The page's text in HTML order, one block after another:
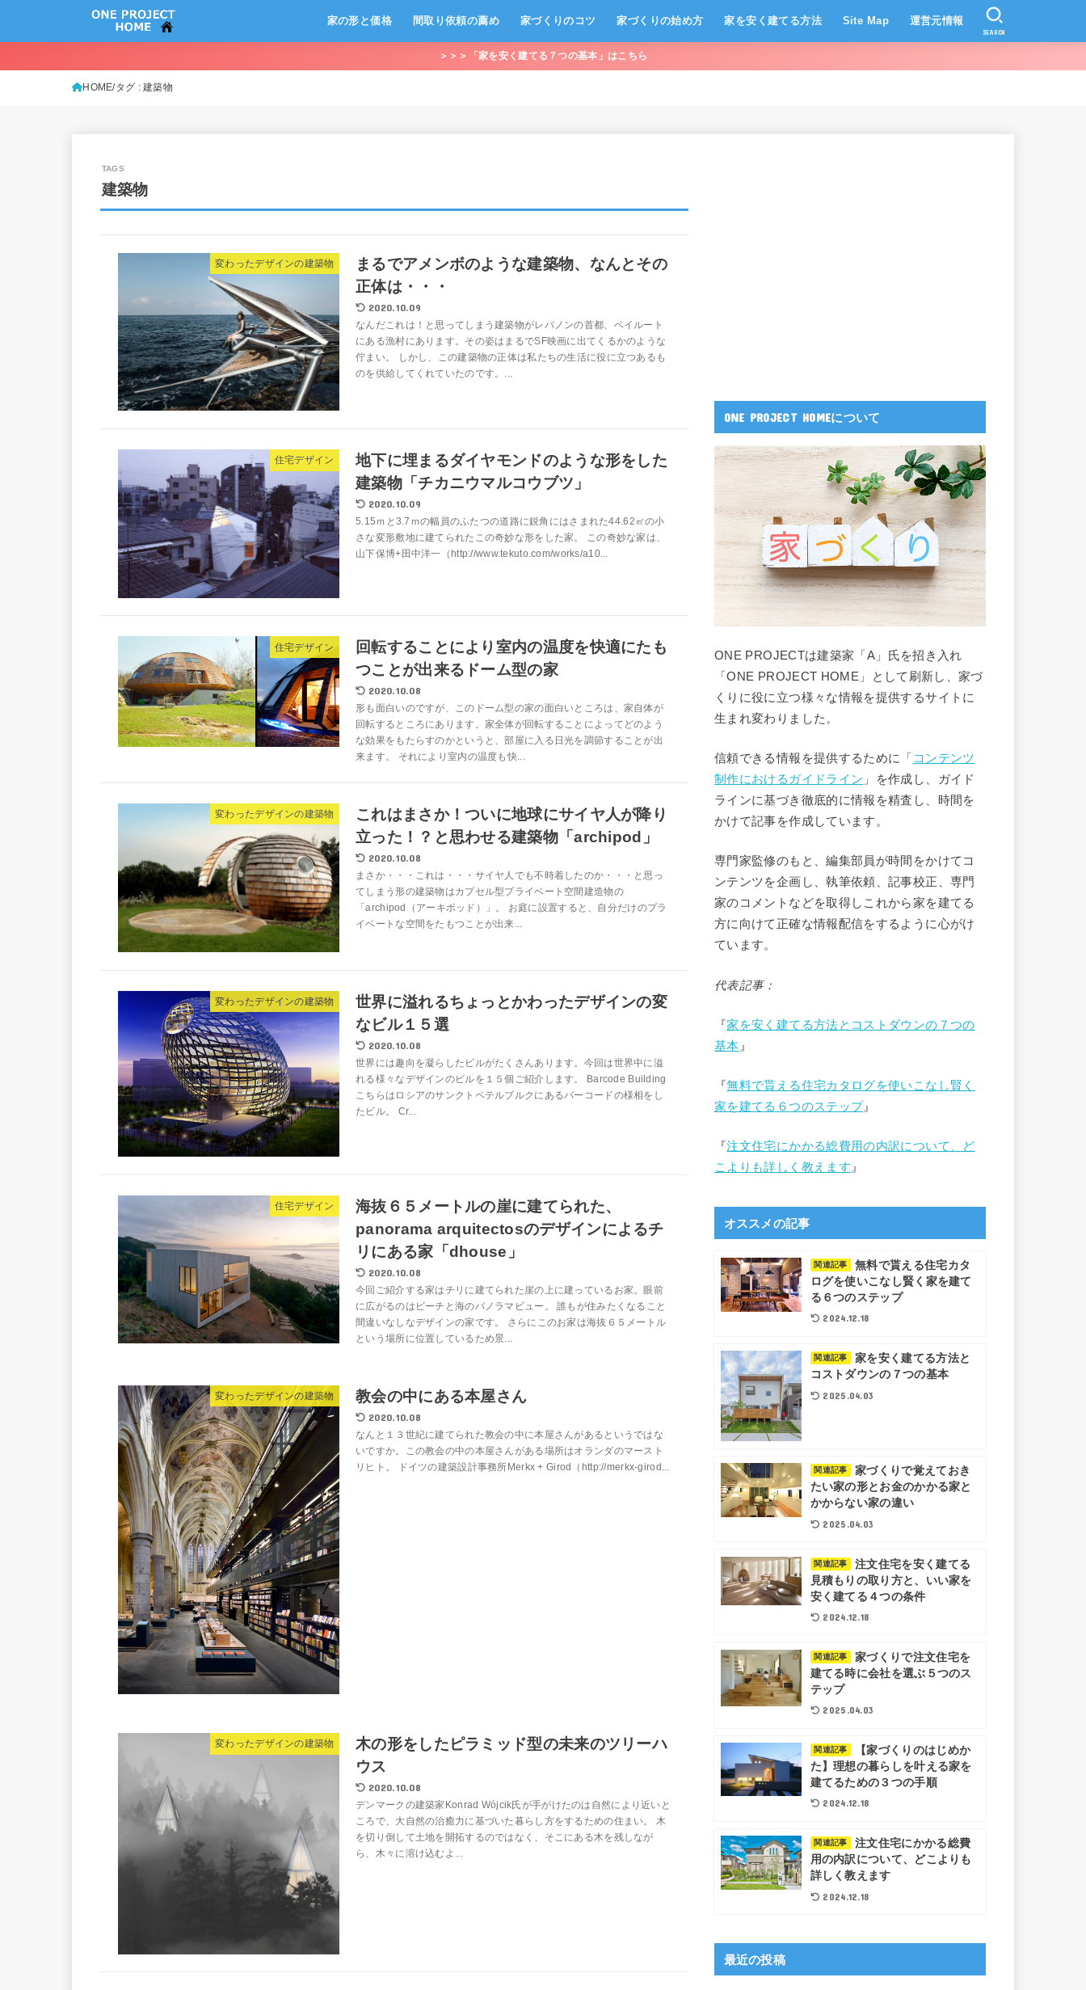
家の形と価格 間取り依頼の薦め 家づくりのコツ 家づくりの始め方 家を安く建てる方法 Site Map 運営元情報
SEARCH
＞＞＞「家を安く建てる７つの基本」はこちら
HOME タグ : 建築物
建築物
変わったデザインの建築物
まるでアメンボのような建築物、なんとその
正体は・・・
2020.10.09
なんだこれは！と思ってしまう建築物がレバノンの首都、ベイルート
にある漁村にあります。その姿はまるでSF映画に出てくるかのような
佇まい。 しかし、この建築物の正体は私たちの生活に役に立つあるも
のを供給してくれていたのです。...
住宅デザイン
地下に埋まるダイヤモンドのような形をした
建築物「チカニウマルコウブツ」
2020.10.09
5.15ｍと3.7ｍの幅員のふたつの道路に鋭角にはさまれた44.62㎡の小
さな変形敷地に建てられたこの奇妙な形をした家。 この奇妙な家は、
山下保博+田中洋一（http://www.tekuto.com/works/a10...
住宅デザイン
回転することにより室内の温度を快適にたも
つことが出来るドーム型の家
2020.10.08
形も面白いのですが、このドーム型の家の面白いところは、家自体が
回転するところにあります。家全体が回転することによってどのよう
な効果をもたらすのかというと、部屋に入る日光を調節することが出
来ます。 それにより室内の温度も快...
変わったデザインの建築物
これはまさか！ついに地球にサイヤ人が降り
立った！？と思わせる建築物「archipod」
2020.10.08
まさか・・・これは・・・サイヤ人でも不時着したのか・・・と思っ
てしまう形の建築物はカプセル型プライベート空間建造物の
「archipod（アーキポッド）」。 お庭に設置すると、自分だけのプラ
イベートな空間をたもつことが出来...
変わったデザインの建築物
世界に溢れるちょっとかわったデザインの変
なビル１５選
2020.10.08
世界には趣向を凝らしたビルがたくさんあります。今回は世界中に溢
れる様々なデザインのビルを１５個ご紹介します。 Barcode Building
こちらはロシアのサンクトペテルブルクにあるバーコードの様相をし
たビル。 Cr...
住宅デザイン
海抜６５メートルの崖に建てられた、
panorama arquitectosのデザインによるチ
リにある家「dhouse」
2020.10.08
今回ご紹介する家はチリに建てられた崖の上に建っているお家。眼前
に広がるのはビーチと海のパノラマビュー。 誰もが住みたくなること
間違いなしなデザインの家です。 さらにこのお家は海抜６５メートル
という場所に位置しているため景...
変わったデザインの建築物 教会の中にある本屋さん
2020.10.08
なんと１３世紀に建てられた教会の中に本屋さんがあるというではな
いですか。この教会の中の本屋さんがある場所はオランダのマースト
リヒト。 ドイツの建築設計事務所Merkx + Girod（http://merkx-girod...
変わったデザインの建築物
木の形をしたピラミッド型の未来のツリーハ
ウス
2020.10.08
デンマークの建築家Konrad Wójcik氏が手がけたのは自然により近いと
ころで、大自然の治癒力に基づいた暮らし方をするための住まい。 木
を切り倒して土地を開拓するのではなく、そこにある木を残しなが
ら、木々に溶け込むよ...
ONE PROJECT HOMEについて
ONE PROJECTは建築家「A」氏を招き入れ
「ONE PROJECT HOME」として刷新し、家づ
くりに役に立つ様々な情報を提供するサイトに
生まれ変わりました。
信頼できる情報を提供するために「 コンテンツ
制作におけるガイドライン 」を作成し、ガイド
ラインに基づき徹底的に情報を精査し、時間を
かけて記事を作成しています。
専門家監修のもと、編集部員が時間をかけてコ
ンテンツを企画し、執筆依頼、記事校正、専門
家のコメントなどを取得しこれから家を建てる
方に向けて正確な情報配信をするように心がけ
ています。
代表記事：
『家を安く建てる方法とコストダウンの７つの
基本 』
『無料で貰える住宅カタログを使いこなし賢く
家を建てる６つのステップ』
『注文住宅にかかる総費用の内訳について、ど
こよりも詳しく教えます 』
オススメの記事
関連記事
無料で貰える住宅カタ
ログを使いこなし賢く家を建て
る６つのステップ
2024.12.18
関連記事
家を安く建てる方法と
コストダウンの７つの基本
2025.04.03
関連記事
家づくりで覚えておき
たい家の形とお金のかかる家と
かからない家の違い
2025.04.03
関連記事
注文住宅を安く建てる
見積もりの取り方と、いい家を
安く建てる４つの条件
2024.12.18
関連記事
家づくりで注文住宅を
建てる時に会社を選ぶ５つのス
テップ
2025.04.03
関連記事
【家づくりのはじめか
た】理想の暮らしを叶える家を
建てるための３つの手順
2024.12.18
関連記事
注文住宅にかかる総費
用の内訳について、どこよりも
詳しく教えます
2024.12.18
最近の投稿